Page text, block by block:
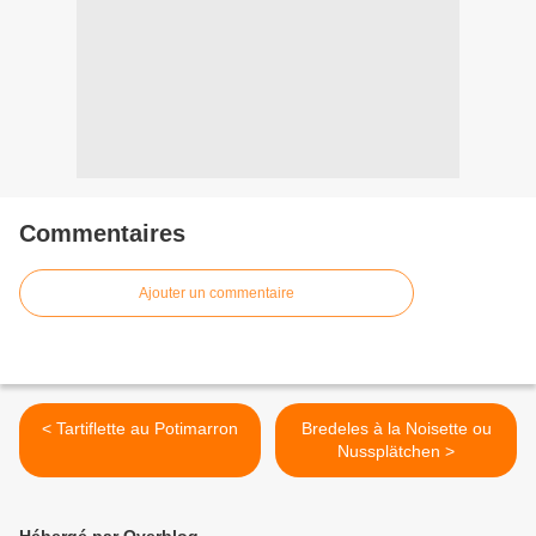
Commentaires
Ajouter un commentaire
< Tartiflette au Potimarron
Bredeles à la Noisette ou
Nussplätchen >